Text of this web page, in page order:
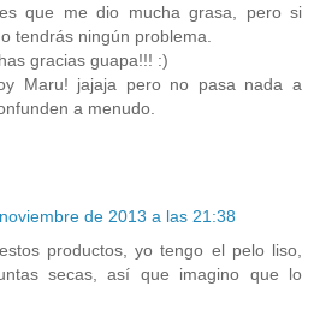
que me dio mucha grasa, pero si
tendrás ningún problema.
gracias guapa!!! :)
Maru! jajaja pero no pasa nada a
a menudo.
de 2013 a las 21:38
productos, yo tengo el pelo liso,
secas, así que imagino que lo